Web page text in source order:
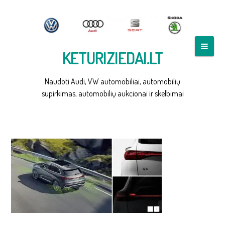
KETURIZIEDAI.LT
Naudoti Audi, VW automobiliai, automobilių
supirkimas, automobilių aukcionai ir skelbimai
AUDI Q5 TECH PRO PAKET